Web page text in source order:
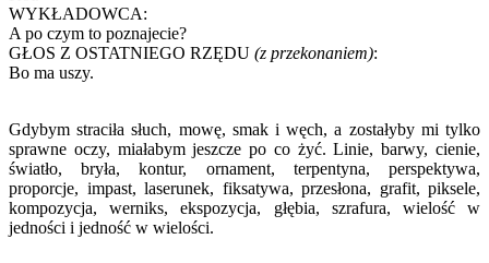
WYKŁADOWCA:
A po czym to poznajecie?
GŁOS Z OSTATNIEGO RZĘDU (z przekonaniem):
Bo ma uszy.
Gdybym straciła słuch, mowę, smak i węch, a zostałyby mi tylko
sprawne oczy, miałabym jeszcze po co żyć. Linie, barwy, cienie,
światło, bryła, kontur, ornament, terpentyna, perspektywa,
proporcje, impast, laserunek, fiksatywa, przesłona, grafit, piksele,
kompozycja, werniks, ekspozycja, głębia, szrafura, wielość w
jedności i jedność w wielości.